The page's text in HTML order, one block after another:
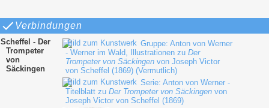
Verbindungen
Scheffel - Der
Trompeter
von
Säckingen
Gruppe: Anton von Werner
- Werner im Wald, Illustrationen zu Der
Trompeter von Säckingen von Joseph Victor
von Scheffel (1869) (Vermutlich)
Serie: Anton von Werner -
Titelblatt zu Der Trompeter von Säckingen von
Joseph Victor von Scheffel (1869)